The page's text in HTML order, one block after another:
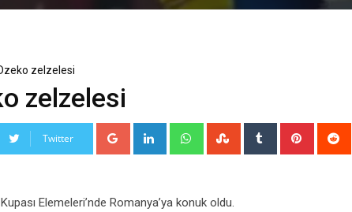
zelzelesi
zelzelesi
Twitter Google+ LinkedIn WhatsappStumbleUpon
Tumblr Pinterest
Elemeleri’nde Romanya’ya konuk oldu.